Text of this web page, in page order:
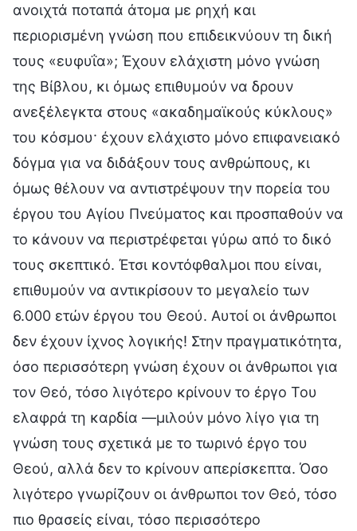
ανοιχτά ποταπά άτομα με ρηχή και
περιορισμένη γνώση που επιδεικνύουν τη δική
τους «ευφυΐα»; Έχουν ελάχιστη μόνο γνώση
της Βίβλου, κι όμως επιθυμούν να δρουν
ανεξέλεγκτα στους «ακαδημαϊκούς κύκλους»
του κόσμου· έχουν ελάχιστο μόνο επιφανειακό
δόγμα για να διδάξουν τους ανθρώπους, κι
όμως θέλουν να αντιστρέψουν την πορεία του
έργου του Αγίου Πνεύματος και προσπαθούν να
το κάνουν να περιστρέφεται γύρω από το δικό
τους σκεπτικό. Έτσι κοντόφθαλμοι που είναι,
επιθυμούν να αντικρίσουν το μεγαλείο των
6.000 ετών έργου του Θεού. Αυτοί οι άνθρωποι
δεν έχουν ίχνος λογικής! Στην πραγματικότητα,
όσο περισσότερη γνώση έχουν οι άνθρωποι για
τον Θεό, τόσο λιγότερο κρίνουν το έργο Του
ελαφρά τη καρδία —μιλούν μόνο λίγο για τη
γνώση τους σχετικά με το τωρινό έργο του
Θεού, αλλά δεν το κρίνουν απερίσκεπτα. Όσο
λιγότερο γνωρίζουν οι άνθρωποι τον Θεό, τόσο
πιο θρασείς είναι, τόσο περισσότερο